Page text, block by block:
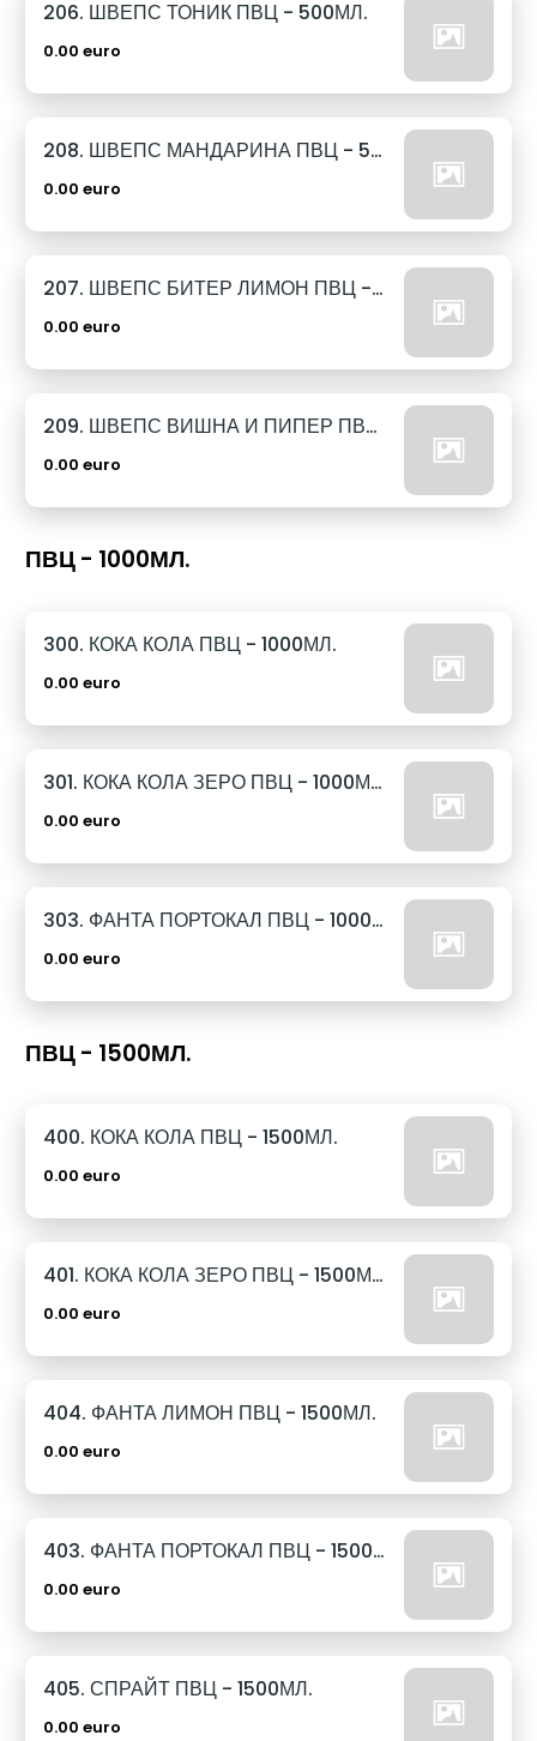
206. ШВЕПС ТОНИК ПВЦ - 500МЛ.
0.00 euro
208. ШВЕПС МАНДАРИНА ПВЦ - 500МЛ.
0.00 euro
207. ШВЕПС БИТЕР ЛИМОН ПВЦ - 500МЛ.
0.00 euro
209. ШВЕПС ВИШНА И ПИПЕР ПВЦ - 500МЛ.
0.00 euro
ПВЦ - 1000МЛ.
300. КОКА КОЛА ПВЦ - 1000МЛ.
0.00 euro
301. КОКА КОЛА ЗЕРО ПВЦ - 1000МЛ.
0.00 euro
303. ФАНТА ПОРТОКАЛ ПВЦ - 1000МЛ.
0.00 euro
ПВЦ - 1500МЛ.
400. КОКА КОЛА ПВЦ - 1500МЛ.
0.00 euro
401. КОКА КОЛА ЗЕРО ПВЦ - 1500МЛ.
0.00 euro
404. ФАНТА ЛИМОН ПВЦ - 1500МЛ.
0.00 euro
403. ФАНТА ПОРТОКАЛ ПВЦ - 1500МЛ.
0.00 euro
405. СПРАЙТ ПВЦ - 1500МЛ.
0.00 euro